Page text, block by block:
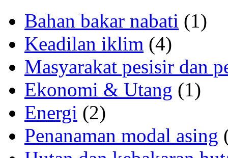
Bahan bakar nabati (1)
Keadilan iklim (4)
Masyarakat pesisir dan
Ekonomi & Utang (1)
Energi (2)
Penanaman modal asing